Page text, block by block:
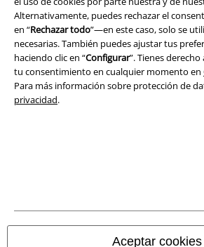
Alternativamente, puedes rechazar el
en “Rechazar todo”—en este caso, solo se
necesarias. También puedes ajustar tus
haciendo clic en “Configurar”. Tienes
tu consentimiento en cualquier momento en
Para más información sobre protección de
privacidad.
Aceptar cookies
Ley protección de datos
Eliminación de residuos y protección del
Declaración de Conformidad
© 1986-2026 E.M.P. Merchandising HGmbH